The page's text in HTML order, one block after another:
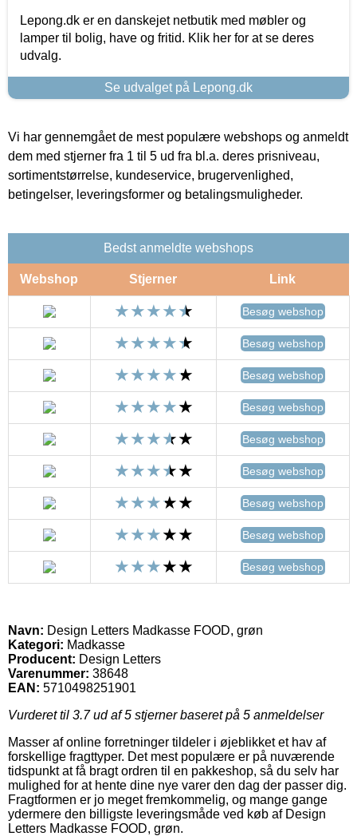
Lepong.dk er en danskejet netbutik med møbler og
lamper til bolig, have og fritid. Klik her for at se deres
udvalg.
Se udvalget på Lepong.dk
Vi har gennemgået de mest populære webshops og anmeldt
dem med stjerner fra 1 til 5 ud fra bl.a. deres prisniveau,
sortimentstørrelse, kundeservice, brugervenlighed,
betingelser, leveringsformer og betalingsmuligheder.
Bedst anmeldte webshops
Webshop Stjerner Link
Besøg webshop
Besøg webshop
Besøg webshop
Besøg webshop
Besøg webshop
Besøg webshop
Besøg webshop
Besøg webshop
Besøg webshop
Navn: Design Letters Madkasse FOOD, grøn
Kategori: Madkasse
Producent: Design Letters
Varenummer: 38648
EAN: 5710498251901
Vurderet til 3.7ud af 5 stjerner baseret på 5 anmeldelser
Masser af online forretninger tildeler i øjeblikket et hav af
forskellige fragttyper. Det mest populære er på nuværende
tidspunkt at få bragt ordren til en pakkeshop, så du selv har
mulighed for at hente dine nye varer den dag der passer dig.
Fragtformen er jo meget fremkommelig, og mange gange
ydermere den billigste leveringsmåde ved køb af Design
Letters Madkasse FOOD, grøn.